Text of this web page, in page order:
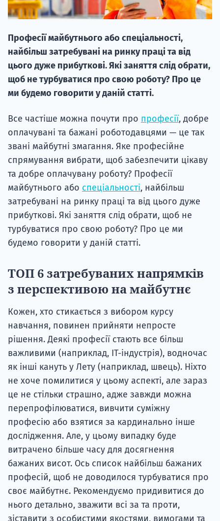
Професії майбутнього або спеціальності,
найбільш затребувані на ринку праці та від
цього дуже прибуткові. Які заняття слід обрати,
щоб не турбуватися про свою роботу? Про це
ми будемо говорити у даній статті.
Все частіше можна почути про професії, добре
оплачувані та бажані роботодавцями — це так
звані майбутні змагання. Яке професійне
спрямування вибрати, щоб забезпечити цікаву
та добре оплачувану роботу? Професії
майбутнього або спеціальності, найбільш
затребувані на ринку праці та від цього дуже
прибуткові. Які заняття слід обрати, щоб не
турбуватися про свою роботу? Про це ми
будемо говорити у даній статті.
ТОП 6 затребуваних напрямків
з перспективою на майбутнє
Кожен, хто стикається з вибором курсу
навчання, повинен прийняти непросте
рішення. Деякі професії стають все більш
важливими (наприклад, IT-індустрія), водночас
як інші кануть у Лету (наприклад, швець). Ніхто
не хоче помилитися у цьому аспекті, але зараз
це не стільки страшно, адже завжди можна
перепрофілюватися, вивчити суміжну
професію або взятися за кардинально інше
дослідження. Але, у цьому випадку буде
витрачено більше часу для досягнення
бажаних висот. Ось список найбільш бажаних
професій, щоб не доводилося турбуватися про
своє майбутнє. Рекомендуємо придивитися до
нього детально, зважити всі за та проти,
зіставити з особистими якостями, вимогами та
вступ на